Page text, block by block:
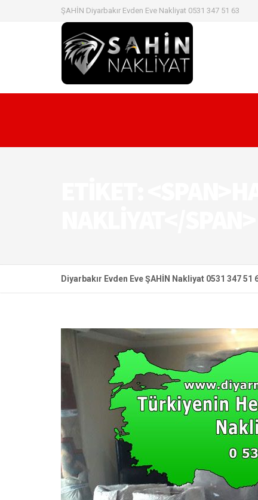
ŞAHİN Diyarbakır Evden Eve Nakliyat 0531 347 51 63
Diyarbakır Evden Eve ŞAHİN Nakliyat 0531 347 51